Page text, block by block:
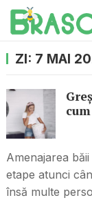
ZI: 7 MAI
Amenajarea
etape atunci
însă multe